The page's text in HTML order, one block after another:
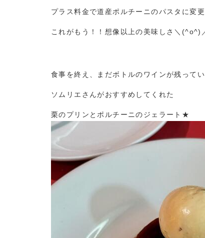
プラス料金で道産ポルチーニのパスタに変
これがもう！！想像以上の美味しさ＼(^o^)
食事を終え、まだボトルのワインが残って
ソムリエさんがおすすめしてくれた
栗のプリンとポルチーニのジェラート★